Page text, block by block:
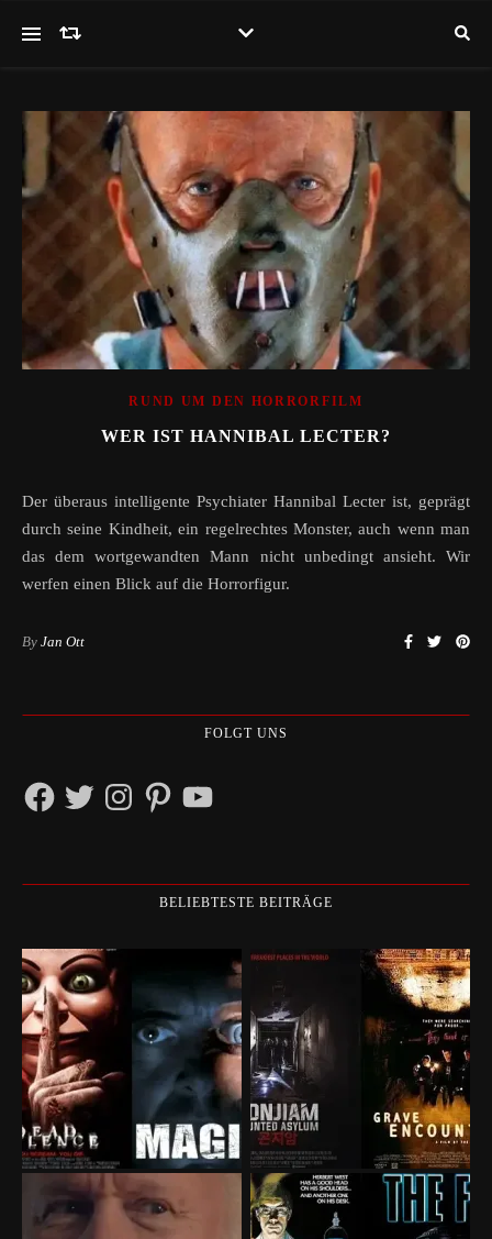
RUND UM DEN HORRORFILM
WER IST HANNIBAL LECTER?
Der überaus intelligente Psychiater Hannibal Lecter ist, geprägt
durch seine Kindheit, ein regelrechtes Monster, auch wenn man
das dem wortgewandten Mann nicht unbedingt ansieht. Wir
werfen einen Blick auf die Horrorfigur.
By Jan Ott
FOLGT UNS
FacebookTwitterInstagramPinterestYouTube
BELIEBTESTE BEITRÄGE